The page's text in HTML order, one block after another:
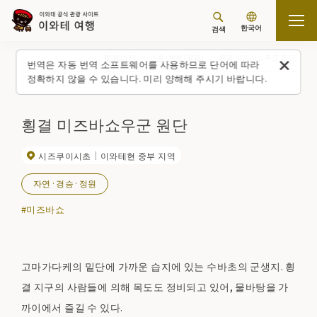
번역은 자동 번역 소프트웨어를 사용하므로 단어에 따라
정확하지 않을 수 있습니다. 미리 양해해 주시기 바랍니다.
검색 한국어
횡결 미즈바쇼우군 원단
시즈쿠이시초 이와테현 중부 지역
자연·경승·정원
#미즈바쇼
고마가다케의 밑단에 가까운 습지에 있는 수바초의 군생지. 횡
결 지구의 사람들에 의해 목도도 정비되고 있어, 물바탕을 가
까이에서 즐길 수 있다.